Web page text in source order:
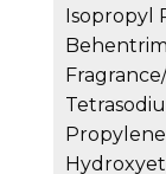
Isopropyl